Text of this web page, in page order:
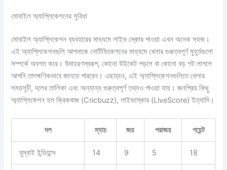
মোবাইল অ্যাপ্লিকেশনের সুবিধা
মোবাইল অ্যাপ্লিকেশন ব্যবহারের মাধ্যমে লাইভ স্কোর পাওয়া এখন অনেক সহজ।
এই অ্যাপ্লিকেশনগুলি আপনাকে নোটিফিকেশনের মাধ্যমে খেলার গুরুত্বপূর্ণ মুহূর্তগুলো
সম্পর্কে অবগত করে। উদাহরণস্বরূপ, কোনো উইকেট পড়লে বা কোনো বড় শট লাগলে
আপনি তাৎক্ষণিকভাবে জানতে পারবেন। এছাড়াও, এই অ্যাপ্লিকেশনগুলিতে খেলার
সময়সূচী, দলের তালিকা এবং অন্যান্য গুরুত্বপূর্ণ তথ্যও পাওয়া যায়। জনপ্রিয় কিছু
অ্যাপ্লিকেশন হল ক্রিকবাজ (Cricbuzz), লাইভস্কোর (LiveScore) ইত্যাদি।
দল ম্যাচ জয় পরাজয় পয়েন্ট
মুম্বাই ইন্ডিয়ান্স 14 9 5 18